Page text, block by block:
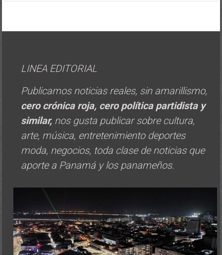
LINEA EDITORIAL
Publicamos noticias reales, sin amarillismo,
cero crónica roja, cero política partidista y
similar, nos gusta publicar sobre cultura,
arte, música, entretenimiento deportes
moda, negocios, toda clase de noticias que
aporte a Panamá y los panameños.